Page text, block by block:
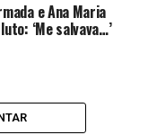
de perder a melhor
explicou
e Ana Maria
‘Me salvava…’